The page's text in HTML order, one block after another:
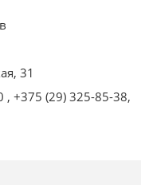
31
+375 (29) 325-85-38,